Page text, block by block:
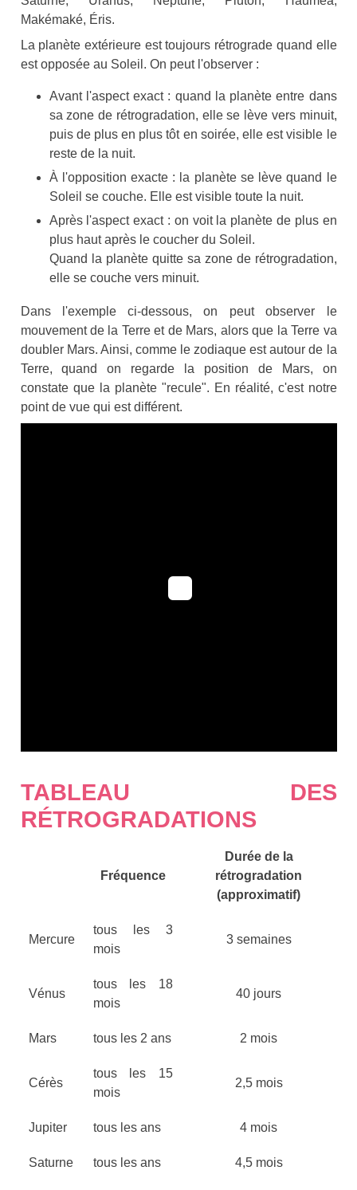
Makémaké, Éris.
La planète extérieure est toujours rétrograde quand elle
est opposée au Soleil. On peut l'observer :
Avant l'aspect exact : quand la planète entre dans
sa zone de rétrogradation, elle se lève vers minuit,
puis de plus en plus tôt en soirée, elle est visible le
reste de la nuit.
À l'opposition exacte : la planète se lève quand le
Soleil se couche. Elle est visible toute la nuit.
Après l'aspect exact : on voit la planète de plus en
plus haut après le coucher du Soleil.
Quand la planète quitte sa zone de rétrogradation,
elle se couche vers minuit.
Dans l'exemple ci-dessous, on peut observer le
mouvement de la Terre et de Mars, alors que la Terre va
doubler Mars. Ainsi, comme le zodiaque est autour de la
Terre, quand on regarde la position de Mars, on
constate que la planète "recule". En réalité, c'est notre
point de vue qui est différent.
TABLEAU DES
RÉTROGRADATIONS
Fréquence
Durée de la
rétrogradation
(approximatif)
Mercure
tous les 3
mois
3 semaines
Vénus
tous les 18
mois
40 jours
Mars tous les 2 ans 2 mois
Cérès
tous les 15
mois
2,5 mois
Jupiter tous les ans 4 mois
Saturne tous les ans 4,5 mois